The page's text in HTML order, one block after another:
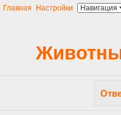
Главная Настройки